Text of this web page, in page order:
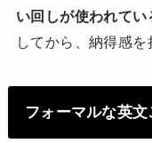
い回しが使われてい
してから、納得感を
フォーマルな英文